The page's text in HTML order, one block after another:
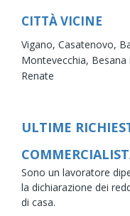
CITTÀ VICINE
Vigano, Casatenovo,
Montevecchia, Besana
Renate
ULTIME
Sono un lavoratore
la dichiarazione dei
di casa.